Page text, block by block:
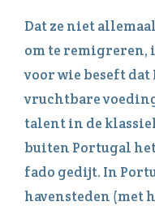
Dat ze niet
om te remigreren,
voor wie beseft
vruchtbare
talent in de
buiten Portugal
fado gedijt. In
havensteden (met